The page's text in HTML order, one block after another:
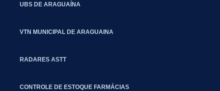
UBS DE ARAGUAÍNA
VTN MUNICIPAL DE ARAGUAINA
RADARES ASTT
CONTROLE DE ESTOQUE FARMÁCIAS